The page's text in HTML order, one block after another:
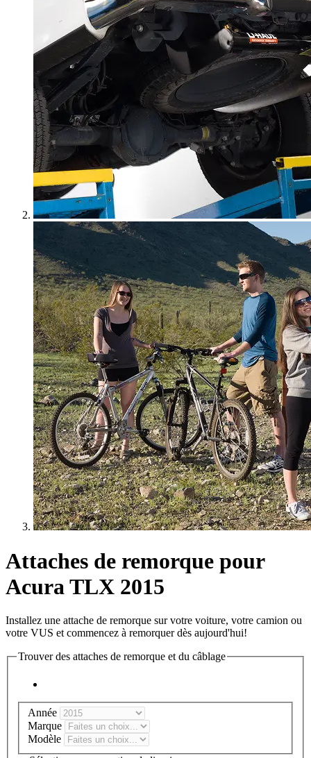
Attaches de remorque pour
Acura TLX 2015
Installez une attache de remorque sur votre voiture, votre camion ou
votre VUS et commencez à remorquer dès aujourd'hui!
Trouver des attaches de remorque et du câblage
Année
Marque
Modèle